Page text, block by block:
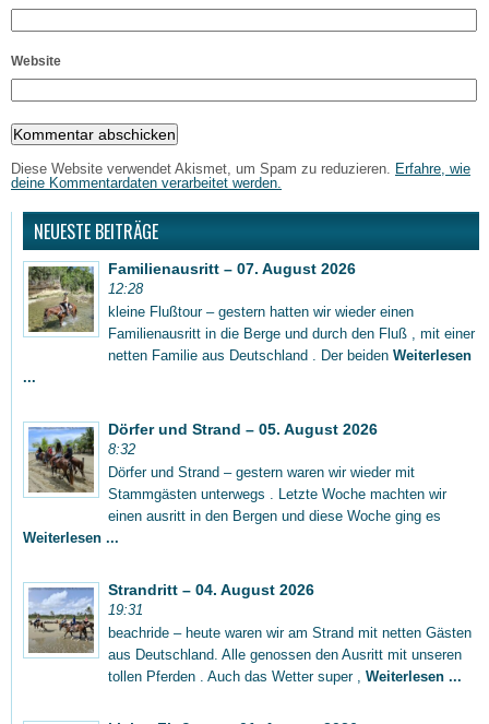
Website
Diese Website verwendet Akismet, um Spam zu reduzieren.
Erfahre, wie
deine Kommentardaten verarbeitet werden.
NEUESTE BEITRÄGE
Familienausritt – 07. August 2026
12:28
kleine Flußtour – gestern hatten wir wieder einen
Familienausritt in die Berge und durch den Fluß , mit einer
netten Familie aus Deutschland . Der beiden Weiterlesen
...
Dörfer und Strand – 05. August 2026
8:32
Dörfer und Strand – gestern waren wir wieder mit
Stammgästen unterwegs . Letzte Woche machten wir
einen ausritt in den Bergen und diese Woche ging es
Weiterlesen ...
Strandritt – 04. August 2026
19:31
beachride – heute waren wir am Strand mit netten Gästen
aus Deutschland. Alle genossen den Ausritt mit unseren
tollen Pferden . Auch das Wetter super , Weiterlesen ...